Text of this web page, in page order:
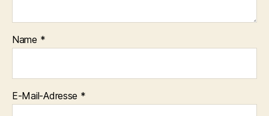
Name *
E-Mail-Adresse *